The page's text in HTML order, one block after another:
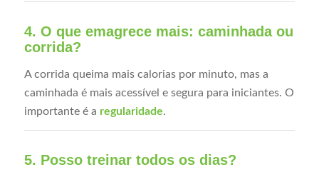
4. O que emagrece mais: caminhada ou
corrida?
A corrida queima mais calorias por minuto, mas a
caminhada é mais acessível e segura para iniciantes. O
importante é a regularidade.
5. Posso treinar todos os dias?